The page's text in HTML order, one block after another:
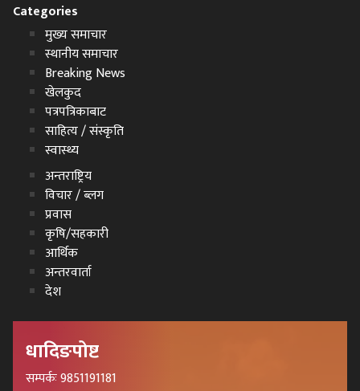
Categories
मुख्य समाचार
स्थानीय समाचार
Breaking News
खेलकुद
पत्रपत्रिकाबाट
साहित्य / संस्कृति
स्वास्थ्य
अन्तराष्ट्रिय
विचार / ब्लग
प्रवास
कृषि/सहकारी
आर्थिक
अन्तरवार्ता
देश
धादिङपोष्ट
सम्पर्कः 9851191181